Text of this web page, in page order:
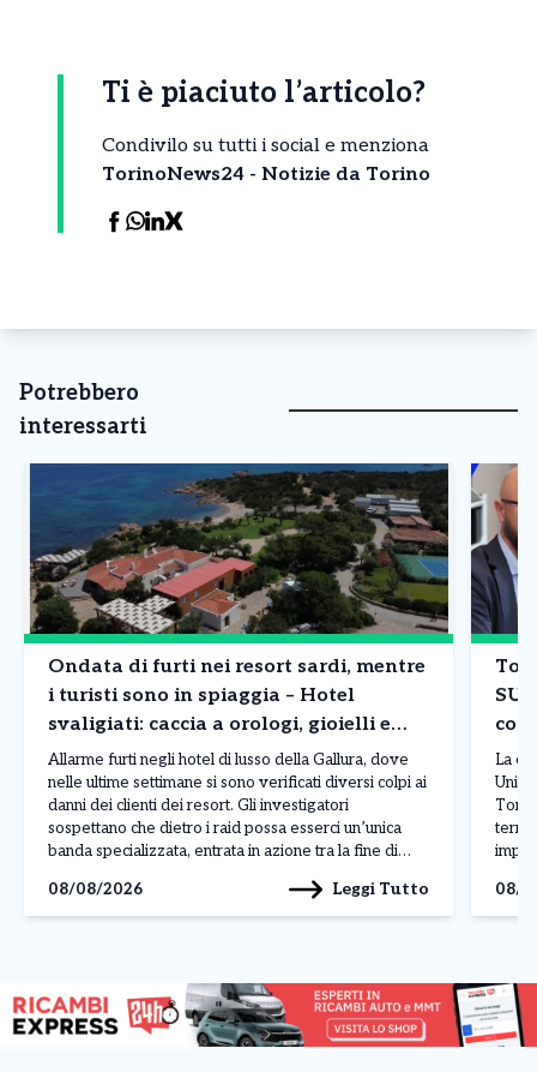
Ti è piaciuto l’articolo?
Condivilo su tutti i social e menziona
TorinoNews24 - Notizie da Torino
Potrebbero
interessarti
Ondata di furti nei resort sardi, mentre
i turisti sono in spiaggia – Hotel
svaligiati: caccia a orologi, gioielli e
borse
Allarme furti negli hotel di lusso della Gallura, dove
nelle ultime settimane si sono verificati diversi colpi ai
danni dei clienti dei resort. Gli investigatori
sospettano che dietro i raid possa esserci un’unica
banda specializzata, entrata in azione tra la fine di
della costa sarda. L’ultimo […]
08/08/2026 Leggi Tutto
La
08/